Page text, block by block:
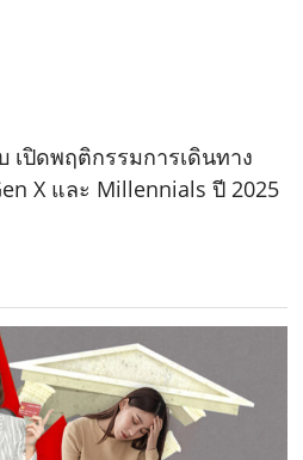
เปิดพฤติกรรมการเดินทาง
X และ Millennials ปี 2025